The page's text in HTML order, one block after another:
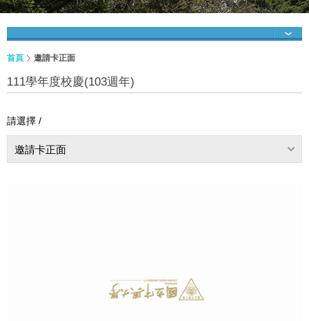
首頁 邀請卡正面
111學年度校慶(103週年)
請選擇 /
邀請卡正面